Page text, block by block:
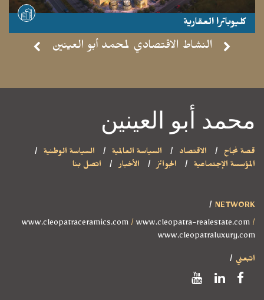
كليوباترا العقارية
- موقع مشاهدة -النشاط الاقتصادي لمحمد أبو العينين
محمد أبو العينين
قصة نجاح الاقتصاد السياسة العالمية
السياسة الوطنية
المؤسسة الإجتماعية
الجوائز الأخبار اتصل بنا
NETWORK
www.cleopatraceramics.com / www.cleopatra-realestate.com /
www.cleopatraluxury.com
اتبعني